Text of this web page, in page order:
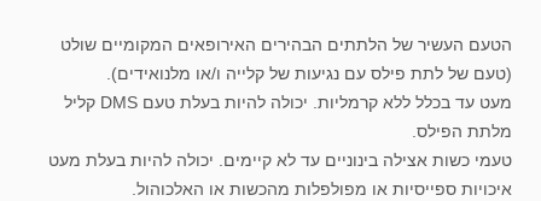
הטעם העשיר של הלתתים הבהירים האירופאים המקומיים שולט
(טעם של לתת פילס עם נגיעות של קלייה ו/או מלנואידים).
מעט עד בכלל ללא קרמליות. יכולה להיות בעלת טעם DMS קליל
מלתת הפילס.
טעמי כשות אצילה בינוניים עד לא קיימים. יכולה להיות בעלת מעט
איכויות ספייסיות או מפולפלות מהכשות או האלכוהול.